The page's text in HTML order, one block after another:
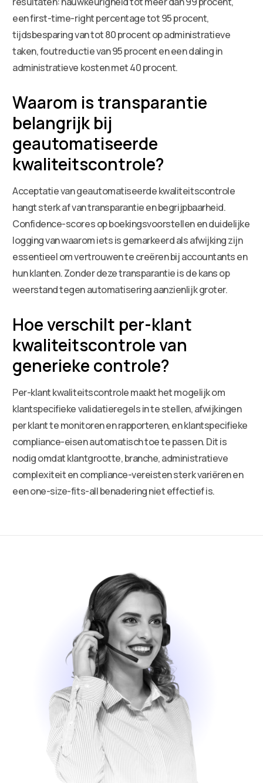
een first-time-right percentage tot 95 procent,
tijdsbesparing van tot 80 procent op administratieve
taken, foutreductie van 95 procent en een daling in
administratieve kosten met 40 procent.
Waarom is transparantie
belangrijk bij
geautomatiseerde
kwaliteitscontrole?
Acceptatie van geautomatiseerde kwaliteitscontrole
hangt sterk af van transparantie en begrijpbaarheid.
Confidence-scores op boekingsvoorstellen en duidelijke
logging van waarom iets is gemarkeerd als afwijking zijn
essentieel om vertrouwen te creëren bij accountants en
hun klanten. Zonder deze transparantie is de kans op
weerstand tegen automatisering aanzienlijk groter.
Hoe verschilt per-klant
kwaliteitscontrole van
generieke controle?
Per-klant kwaliteitscontrole maakt het mogelijk om
klantspecifieke validatieregels in te stellen, afwijkingen
per klant te monitoren en rapporteren, en klantspecifieke
compliance-eisen automatisch toe te passen. Dit is
nodig omdat klantgrootte, branche, administratieve
complexiteit en compliance-vereisten sterk variëren en
een one-size-fits-all benadering niet effectief is.